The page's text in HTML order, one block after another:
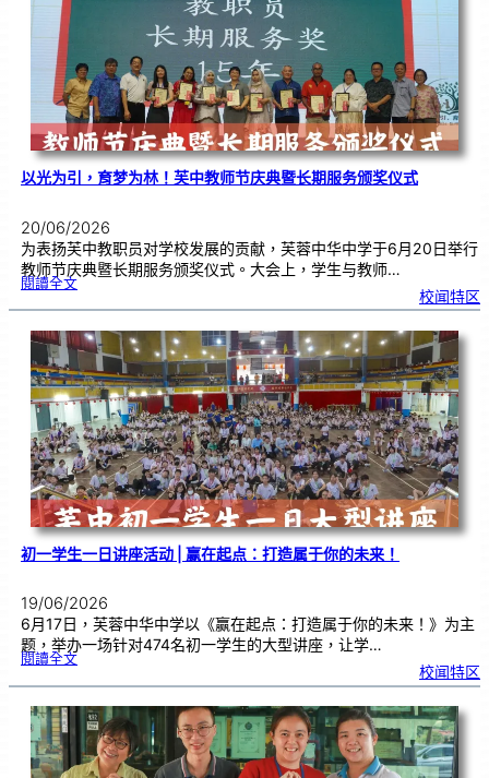
温
馨
校
园
以光为引，育梦为林！芙中教师节庆典暨长期服务颁奖仪式
20/06/2026
为表扬芙中教职员对学校发展的贡献，芙蓉中华中学于6月20日举行
教师节庆典暨长期服务颁奖仪式。大会上，学生与教师…
閱讀全文:以
引
育
梦
为
林
芙
中
教
师
节
庆
典
暨
长
期
服
务
颁
奖
仪
式
校闻特区
初一学生一日讲座活动 | 赢在起点：打造属于你的未来！
19/06/2026
6月17日，芙蓉中华中学以《赢在起点：打造属于你的未来！》为主
题，举办一场针对474名初一学生的大型讲座，让学…
閱讀全文:初
生
日
讲
座
活
动
赢
在
起
点
校闻特区